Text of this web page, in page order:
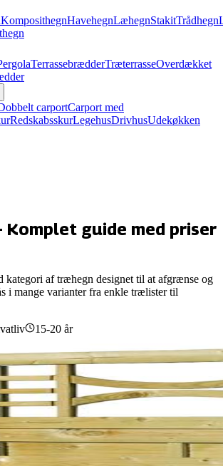
KomposithegnHavehegnLæhegnStakitTrådhegn
TerrassebrædderTræterrasseOverdækket
carportCarport med
RedskabsskurLegehusDrivhusUdekøkken
Komplet guide med priser
kategori af træhegn designet til at afgrænse og
i mange varianter fra enkle trælister til
15-20 år